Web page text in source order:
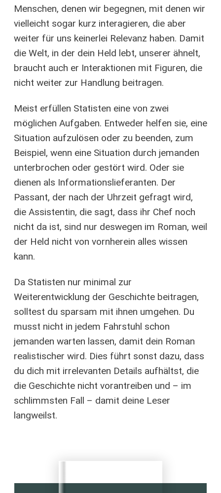
Menschen, denen wir begegnen, mit denen wir
vielleicht sogar kurz interagieren, die aber
weiter für uns keinerlei Relevanz haben. Damit
die Welt, in der dein Held lebt, unserer ähnelt,
braucht auch er Interaktionen mit Figuren, die
nicht weiter zur Handlung beitragen.
Meist erfüllen Statisten eine von zwei
möglichen Aufgaben. Entweder helfen sie, eine
Situation aufzulösen oder zu beenden, zum
Beispiel, wenn eine Situation durch jemanden
unterbrochen oder gestört wird. Oder sie
dienen als Informationslieferanten. Der
Passant, der nach der Uhrzeit gefragt wird,
die Assistentin, die sagt, dass ihr Chef noch
nicht da ist, sind nur deswegen im Roman, weil
der Held nicht von vornherein alles wissen
kann.
Da Statisten nur minimal zur
Weiterentwicklung der Geschichte beitragen,
solltest du sparsam mit ihnen umgehen. Du
musst nicht in jedem Fahrstuhl schon
jemanden warten lassen, damit dein Roman
realistischer wird. Dies führt sonst dazu, dass
du dich mit irrelevanten Details aufhältst, die
die Geschichte nicht vorantreiben und – im
schlimmsten Fall – damit deine Leser
langweilst.